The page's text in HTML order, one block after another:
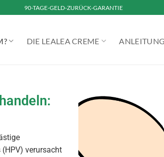
90-TAGE-GELD-ZURÜCK-GARANTIE
DIE LEALEA CREME ANLEITUNG
verursacht